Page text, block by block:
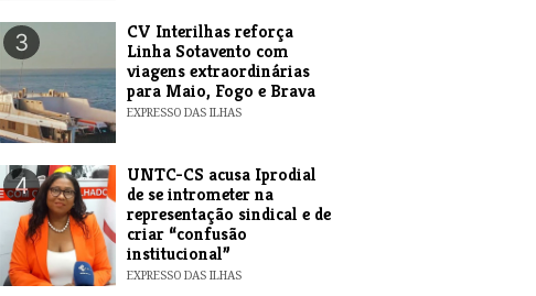
3
​CV Interilhas reforça
Linha Sotavento com
viagens extraordinárias
para Maio, Fogo e Brava
EXPRESSO DAS ILHAS
4
UNTC-CS acusa Iprodial
de se intrometer na
representação sindical e de
criar “confusão
institucional”
EXPRESSO DAS ILHAS